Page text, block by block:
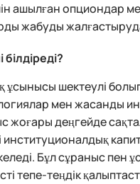
ашылған опциондар
жабуды
білдіреді?
ұсынысы шектеулі
мен жасанды
жоғары деңгейде
институционалдық
Бұл сұраныс пен
тепе-теңдік